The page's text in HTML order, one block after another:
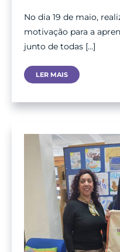
No dia 19 de maio,
motivação para a
junto de todas […]
Motivationsstunden
LER MAIS